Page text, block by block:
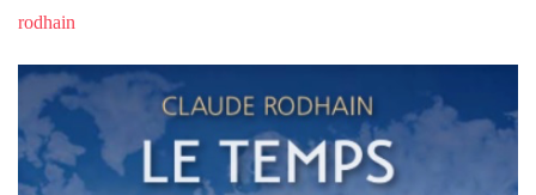
rodhain